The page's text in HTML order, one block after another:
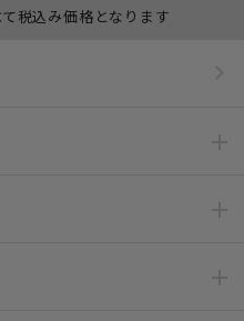
税込み価格となります